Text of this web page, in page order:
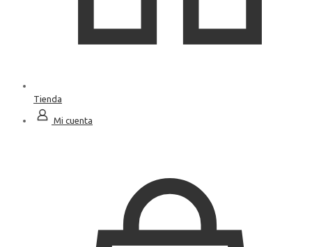
Tienda
Mi cuenta